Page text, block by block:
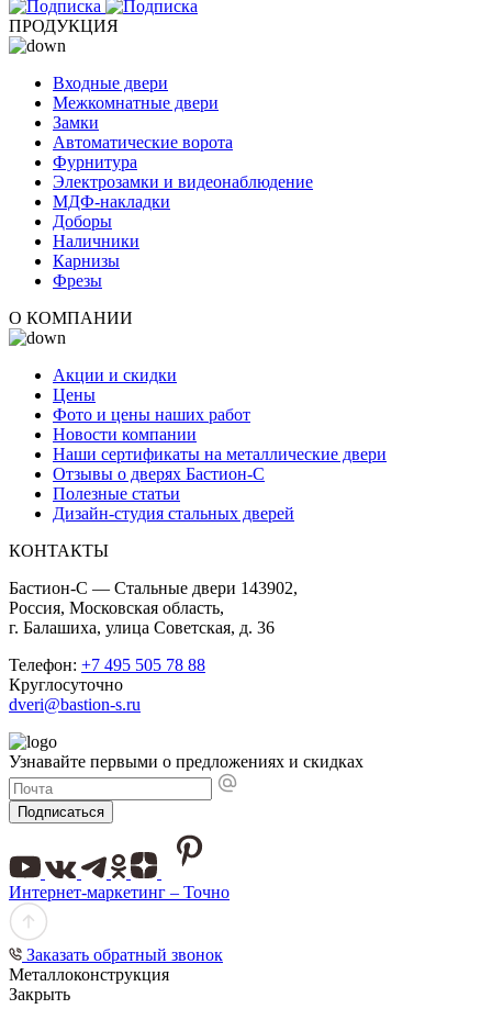
ПРОДУКЦИЯ
Входные двери
Межкомнатные двери
Замки
Автоматические ворота
Фурнитура
Электрозамки и видеонаблюдение
МДФ-накладки
Доборы
Наличники
Карнизы
Фрезы
О КОМПАНИИ
Акции и скидки
Цены
Фото и цены наших работ
Новости компании
Наши сертификаты на металлические двери
Отзывы о дверях Бастион-С
Полезные статьи
Дизайн-студия стальных дверей
КОНТАКТЫ
Бастион-С — Стальные двери 143902,
Россия, Московская область,
г. Балашиха, улица Советская, д. 36
Телефон: +7 495 505 78 88
Круглосуточно
dveri@bastion-s.ru
Узнавайте первыми о предложениях и скидках
Подписаться
Интернет-маркетинг – Точно
Заказать обратный звонок
Металлоконструкция
Закрыть